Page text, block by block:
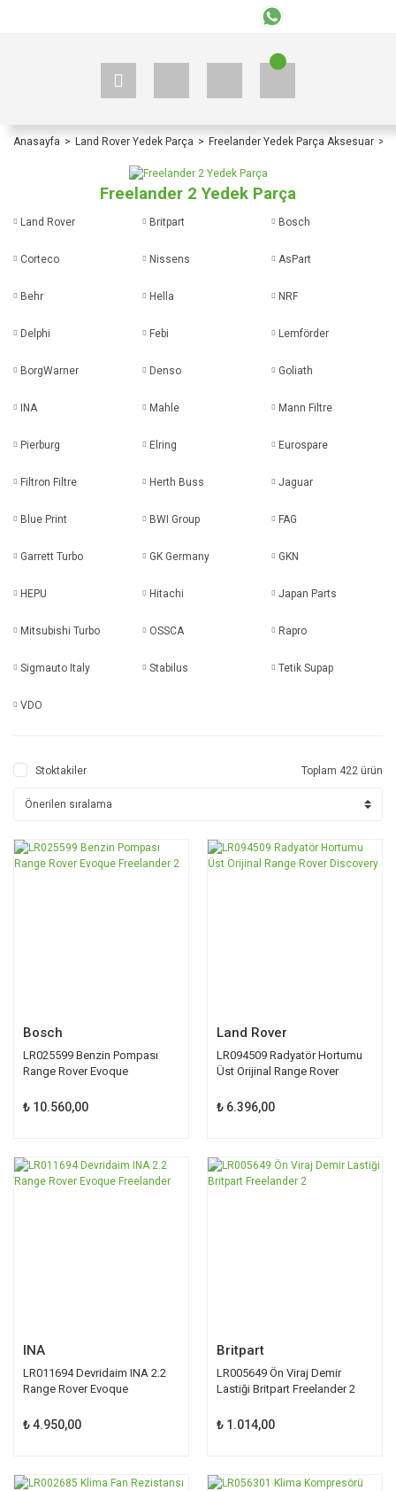
Anasayfa Land Rover Yedek Parça Freelander Yedek Parça Aksesuar
Freelander 2 Yedek Parça
Land Rover Britpart Bosch
Corteco Nissens AsPart
Behr Hella NRF
Delphi Febi Lemförder
BorgWarner Denso Goliath
INA Mahle Mann Filtre
Pierburg Elring Eurospare
Filtron Filtre Herth Buss Jaguar
Blue Print BWI Group FAG
Garrett Turbo GK Germany GKN
HEPU Hitachi Japan Parts
Mitsubishi Turbo OSSCA Rapro
Sigmauto Italy Stabilus Tetik Supap
VDO
Stoktakiler Toplam 422 ürün
Bosch
LR025599 Benzin Pompası
Range Rover Evoque
₺ 10.560,00
Land Rover
LR094509 Radyatör Hortumu
Üst Orijinal Range Rover
₺ 6.396,00
TÜKENDİ
INA
LR011694 Devridaim INA 2.2
Range Rover Evoque
₺ 4.950,00
Britpart
LR005649 Ön Viraj Demir
Lastiği Britpart Freelander 2
₺ 1.014,00